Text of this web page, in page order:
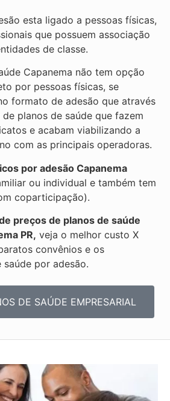
esta ligado a pessoas físicas,
que possuem associação
de classe.
Capanema não tem opção
por pessoas físicas, se
formato de adesão que através
planos de saúde que fazem
e acabam viabilizando a
com as principais operadoras.
por adesão Capanema
ou individual e também tem
coparticipação).
preços de planos de saúde
PR, veja o melhor custo X
convênios e os
saúde por adesão.
DE SAÚDE EMPRESARIAL